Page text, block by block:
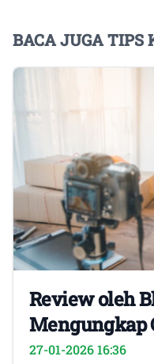
BACA JUGA TIPS
Review oleh
Mengungkap
Setiap Produk
27-01-2026 16:36